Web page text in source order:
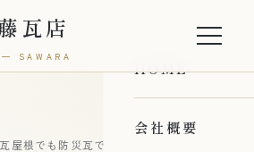
瓦店
SAWARA
HOME
会社概要
瓦屋根でも防災瓦で地震や台風、雨漏りに